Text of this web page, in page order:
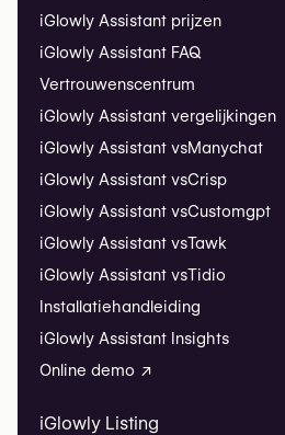
iGlowly Assistant prijzen
iGlowly Assistant FAQ
Vertrouwenscentrum
iGlowly Assistant vergelijkingen
iGlowly Assistant vsManychat
iGlowly Assistant vsCrisp
iGlowly Assistant vsCustomgpt
iGlowly Assistant vsTawk
iGlowly Assistant vsTidio
Installatiehandleiding
iGlowly Assistant Insights
Online demo ↗
iGlowly Listing